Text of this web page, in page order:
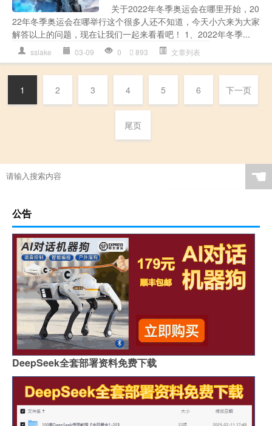
关于2022年冬季奥运会在哪里开始，20
22年冬季奥运会在哪举行这个很多人还不知道，今天小六来为大家
解答以上的问题，现在让我们一起来看看吧！ 1、2022年冬季...
sslake 03-09 0 893 文章列表
1 2 3 4 5 6 下一页
尾页
☚
公告
DeepSeek全套部署资料免费下载